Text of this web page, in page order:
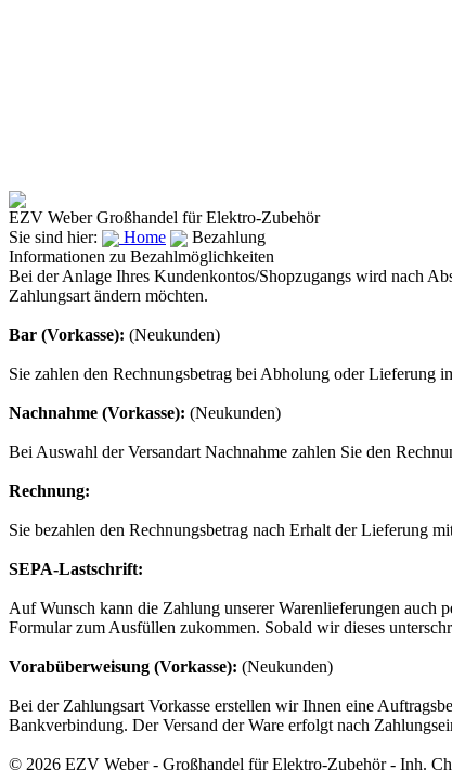
EZV Weber Großhandel für Elektro-Zubehör
Sie sind hier:
Home
Bezahlung
Informationen zu Bezahlmöglichkeiten
Bei der Anlage Ihres Kundenkontos/Shopzugangs wird nach
Zahlungsart ändern möchten.
Bar (Vorkasse): (Neukunden)
Sie zahlen den Rechnungsbetrag bei Abholung oder Lieferung
Nachnahme (Vorkasse): (Neukunden)
Bei Auswahl der Versandart Nachnahme zahlen Sie den
Rechnung:
Sie bezahlen den Rechnungsbetrag nach Erhalt der Lieferung
SEPA-Lastschrift:
Auf Wunsch kann die Zahlung unserer Warenlieferungen auch
Formular zum Ausfüllen zukommen. Sobald wir dieses
Vorabüberweisung (Vorkasse): (Neukunden)
Bei der Zahlungsart Vorkasse erstellen wir Ihnen eine
Bankverbindung. Der Versand der Ware erfolgt nach
© 2026 EZV Weber - Großhandel für Elektro-Zubehör - Inh.